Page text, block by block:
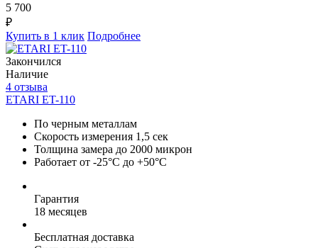
5 700
₽
Купить в 1 клик Подробнее
Закончился
Наличие
4 отзыва
ETARI ET-110
По черным металлам
Скорость измерения 1,5 сек
Толщина замера до 2000 микрон
Работает от -25°C до +50°C
Гарантия
18 месяцев
Бесплатная доставка